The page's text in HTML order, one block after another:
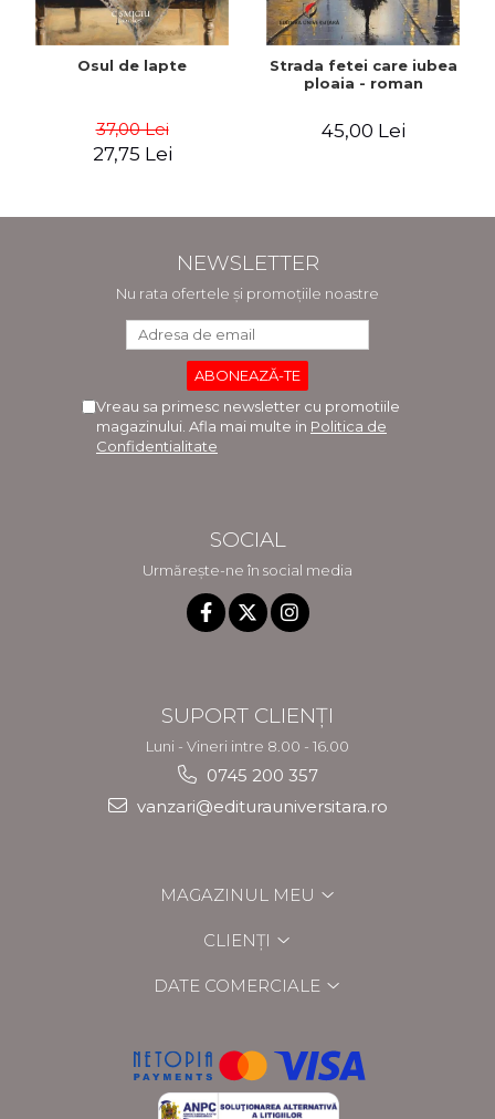
Osul de lapte
37,00 Lei
27,75 Lei
Strada fetei care iubea
ploaia - roman
45,00 Lei
NEWSLETTER
Nu rata ofertele și promoțiile noastre
Vreau sa primesc newsletter cu promotiile
magazinului. Afla mai multe in Politica de
Confidentialitate
SOCIAL
Urmărește-ne în social media
SUPORT CLIENȚI
Luni - Vineri intre 8.00 - 16.00
0745 200 357
vanzari@editurauniversitara.ro
MAGAZINUL MEU
CLIENȚI
DATE COMERCIALE